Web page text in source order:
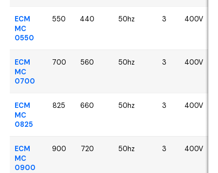
ECM
MC
0550
550 440 50hz 3 400V
ECM
MC
0700
700 560 50hz 3 400V
ECM
MC
0825
825 660 50hz 3 400V
ECM
MC
0900
900 720 50hz 3 400V